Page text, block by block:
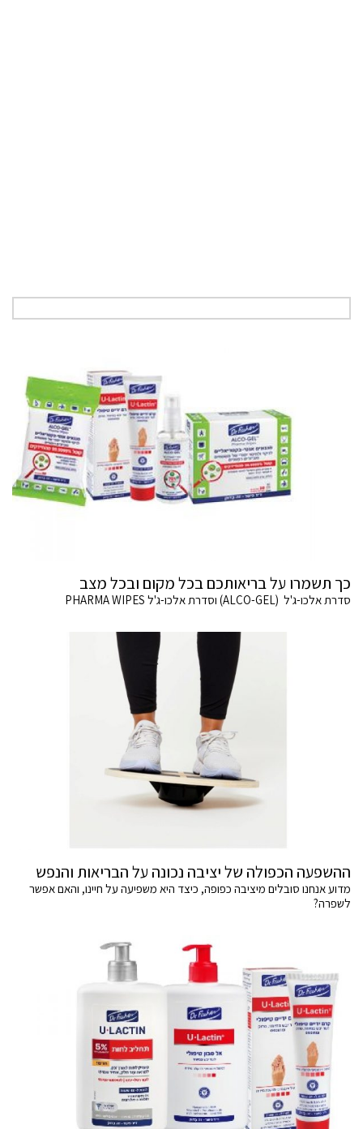
כך תשמרו על בריאותכם בכל מקום ובכל מצב
סדרת אלכו-ג'ל (ALCO-GEL) וסדרת אלכו-ג'ל PHARMA WIPES
ההשפעה הכפולה של יציבה נכונה על הבריאות והנפש
מדוע אנחנו סובלים מיציבה כפופה, כיצד היא משפיעה על חיינו, והאם אפשר
לשפרה?